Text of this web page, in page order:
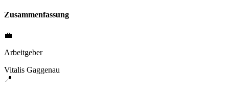
Zusammenfassung
💼
Arbeitgeber
Vitalis Gaggenau
📍